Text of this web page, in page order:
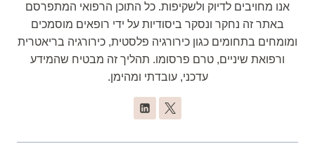
אנו מחויבים לדיוק ולשקיפות. כל התוכן הרפואי המתפרסם
באתר זה נחקר ונסקר ביסודיות על ידי רופאים מוסמכים
ומומחים בתחומים כגון כירורגיה פלסטית, כירורגיה בריאטרית
ורפואת שיניים, טרם פרסומו. תהליך זה מבטיח שהמידע
עדכני, עובדתי ומהימן.